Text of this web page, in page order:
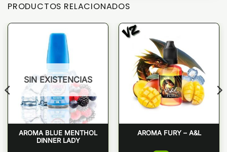
PRODUCTOS RELACIONADOS
SIN EXISTENCIAS
AROMA BLUE MENTHOL
DINNER LADY
AROMA FURY – A&L